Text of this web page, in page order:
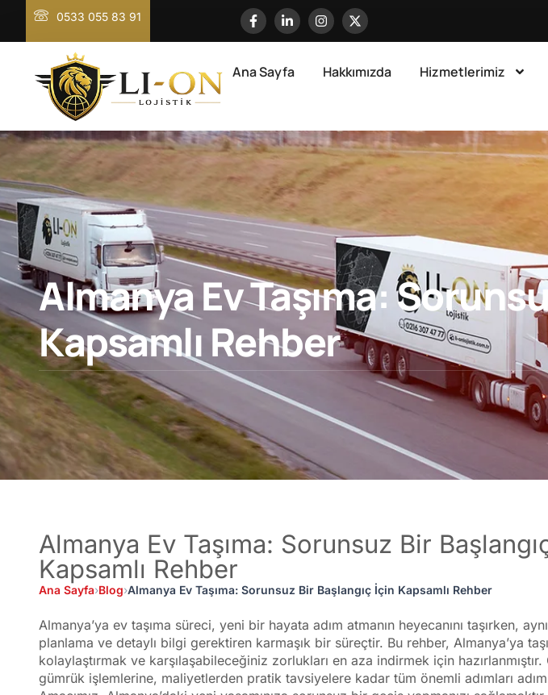
0533 055 83 91
Ana Sayfa Hakkımızda Hizmetlerimiz
Almanya Ev Taşıma:
Kapsamlı Rehber
Almanya Ev Taşıma: Sorunsuz Bir
Kapsamlı Rehber
Ana Sayfa›Blog›Almanya Ev Taşıma: Sorunsuz Bir Başlangıç İçin Kapsamlı Rehber
Almanya’ya ev taşıma süreci, yeni bir hayata adım atmanın heyecanını taşırken,
planlama ve detaylı bilgi gerektiren karmaşık bir süreçtir. Bu rehber, Almanya’ya
kolaylaştırmak ve karşılaşabileceğiniz zorlukları en aza indirmek için
gümrük işlemlerine, maliyetlerden pratik tavsiyelere kadar tüm önemli adımları